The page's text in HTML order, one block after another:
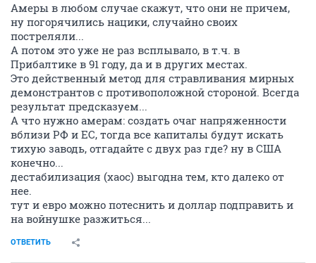
Амеры в любом случае скажут, что они не причем,
ну погорячились нацики, случайно своих
постреляли...
А потом это уже не раз всплывало, в т.ч. в
Прибалтике в 91 году, да и в других местах.
Это действенный метод для стравливания мирных
демонстрантов с противоположной стороной. Всегда
результат предсказуем...
А что нужно амерам: создать очаг напряженности
вблизи РФ и ЕС, тогда все капиталы будут искать
тихую заводь, отгадайте с двух раз где? ну в США
конечно...
дестабилизация (хаос) выгодна тем, кто далеко от
нее.
тут и евро можно потеснить и доллар подправить и
на войнушке разжиться...
ОТВЕТИТЬ